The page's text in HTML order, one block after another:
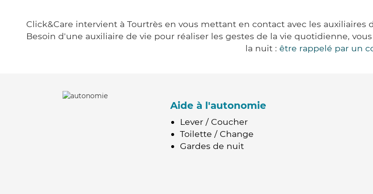
Click&Care intervient à Tourtrès en vous mettant en contact avec les auxiliaires
Besoin d'une auxiliaire de vie pour réaliser les gestes de la vie quotidienne,
la nuit : être rappelé par un
Aide à l'autonomie
Lever / Coucher
Toilette / Change
Gardes de nuit